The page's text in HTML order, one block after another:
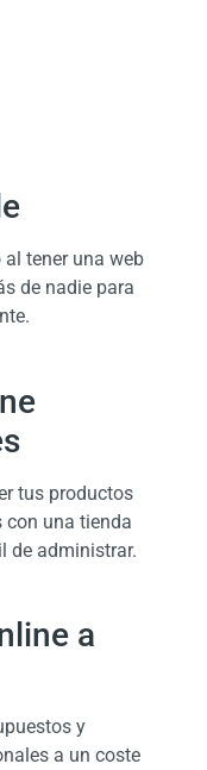
tener una web
de nadie para
tus productos
con una tienda
de administrar.
a
y
a un coste